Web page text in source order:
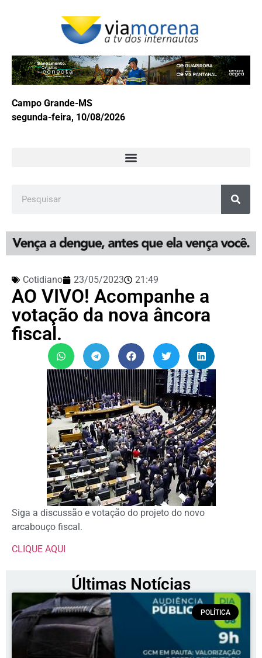
Campo Grande-MS
segunda-feira, 10/08/2026
Cotidiano 23/05/2023 21:49
AO VIVO! Acompanhe a
votação da nova âncora
fiscal.
Siga a discussão e votação do projeto do novo
arcabouço fiscal.
CLIQUE AQUI
Últimas Notícias
POLÍTICA